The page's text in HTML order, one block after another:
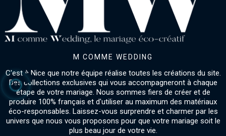
M COMME WEDDING
C'est à Nice que notre équipe réalise toutes les créations du site.
Des collections exclusives qui vous accompagneront à chaque
étape de votre mariage. Nous sommes fiers de créer et de
produire 100% français et d'utiliser au maximum des matériaux
éco-responsables. Laissez-vous surprendre et charmer par les
univers que nous vous proposons pour que votre mariage soit le
plus beau jour de votre vie.